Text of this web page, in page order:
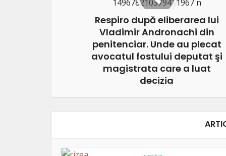
Respiro după eliberarea lui
Vladimir Andronachi din
penitenciar. Unde au plecat
avocatul fostului deputat şi
magistrata care a luat
decizia